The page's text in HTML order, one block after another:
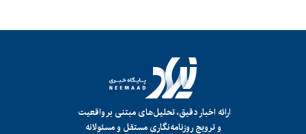
ارائه اخبار دقیق، تحلیل‌های مبتنی بر واقعیت
و ترویج روزنامه‌نگاری مستقل و مسئولانه